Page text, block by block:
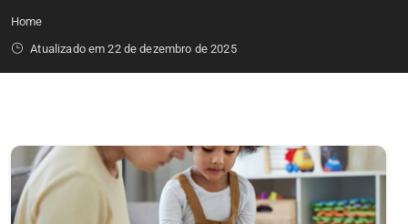
Home
Atualizado em 22 de dezembro de 2025